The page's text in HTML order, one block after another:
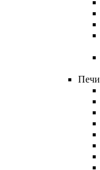
Печи